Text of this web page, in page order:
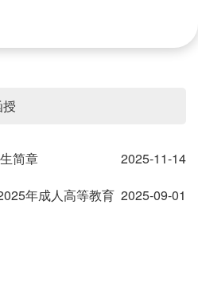
2025-11-14
简章
2025-09-01
年成人高等教育